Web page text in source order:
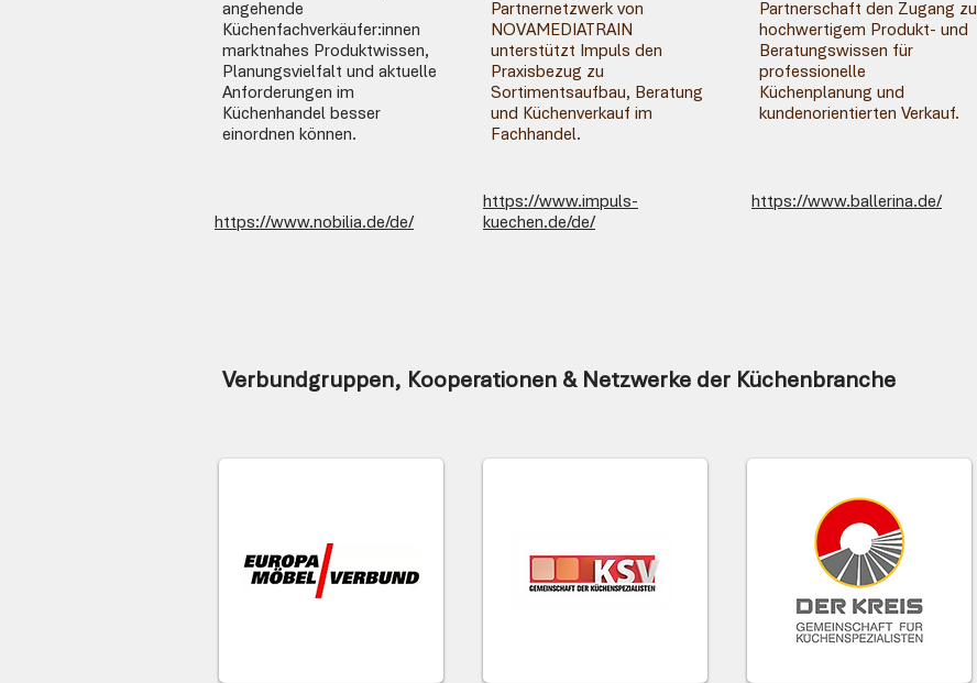
angehende
Küchenfachverkäufer:innen
marktnahes Produktwissen,
Planungsvielfalt und aktuelle
Anforderungen im
Küchenhandel besser
einordnen können.
https://www.nobilia.de/de/
Partnernetzwerk von
NOVAMEDIATRAIN
unterstützt Impuls den
Praxisbezug zu
Sortimentsaufbau, Beratung
und Küchenverkauf im
Fachhandel.
https://www.impuls-
kuechen.de/de/
Partnerschaft den Zugang zu
hochwertigem Produkt- und
Beratungswissen für
professionelle
Küchenplanung und
kundenorientierten Verkauf.
https://www.ballerina.de/
Verbundgruppen, Kooperationen & Netzwerke der Küchenbranche